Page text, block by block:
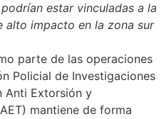
estar vinculadas a la
alto impacto en la zona sur
parte de las operaciones
Policial de Investigaciones
Anti Extorsión y
mantiene de forma